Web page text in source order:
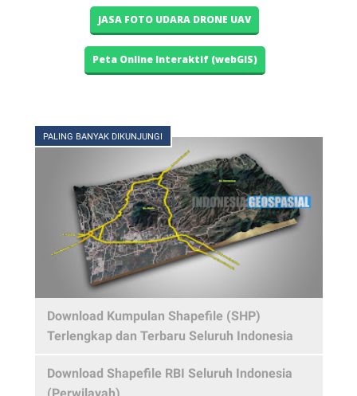
JASA FOTO UDARA DRONE UAV
Peta Online Interaktif (webGIS)
PALING BANYAK DIKUNJUNGI
Download Kumpulan Shapefile (SHP)
Terlengkap dan Terbaru Seluruh Indonesia
Download Shapefile RBI Seluruh Indonesia